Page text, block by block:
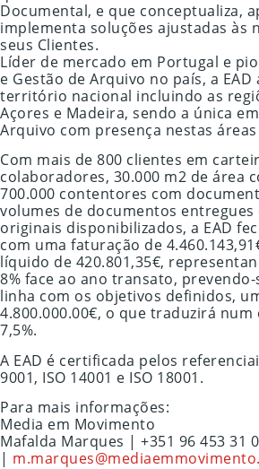
Documental, e que conceptualiza,
implementa soluções ajustadas às
seus Clientes.
Líder de mercado em Portugal e
e Gestão de Arquivo no país, a
território nacional incluindo as
Açores e Madeira, sendo a única
Arquivo com presença nestas
Com mais de 800 clientes em
colaboradores, 30.000 m2 de área
700.000 contentores com
volumes de documentos entregues
originais disponibilizados, a EAD
com uma faturação de
líquido de 420.801,35€,
8% face ao ano transato, prevendo-
linha com os objetivos definidos,
4.800.000.00€, o que traduzirá
7,5%.
A EAD é certificada pelos
9001, ISO 14001 e ISO 18001.
Para mais informações:
Media em Movimento
Mafalda Marques | +351 96 453 31
|